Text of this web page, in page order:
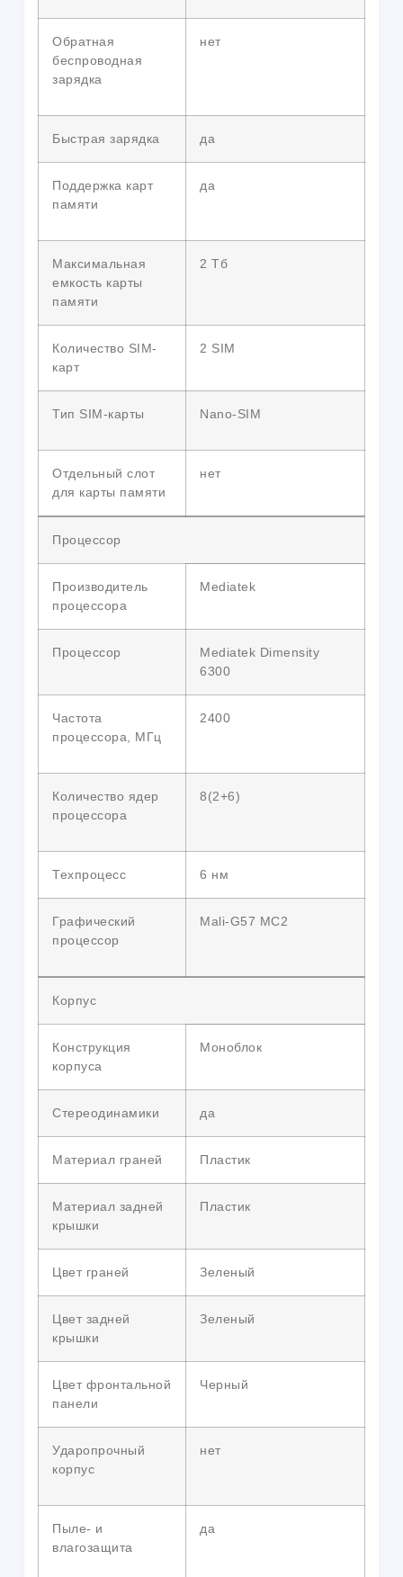
Обратная
беспроводная
зарядка
нет
Быстрая зарядка да
Поддержка карт
памяти
да
Максимальная
емкость карты
памяти
2 Тб
Количество SIM-
карт
2 SIM
Тип SIM-карты Nano-SIM
Отдельный слот
для карты памяти
нет
Процессор
Производитель
процессора
Mediatek
Процессор
Mediatek Dimensity
6300
Частота
процессора, МГц
2400
Количество ядер
процессора
8(2+6)
Техпроцесс 6 нм
Графический
процессор
Mali-G57 MC2
Корпус
Конструкция
корпуса
Моноблок
Стереодинамики да
Материал граней Пластик
Материал задней
крышки
Пластик
Цвет граней Зеленый
Цвет задней
крышки
Зеленый
Цвет фронтальной
панели
Черный
Ударопрочный
корпус
нет
Пыле- и
влагозащита
да